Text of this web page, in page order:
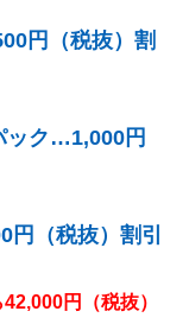
円（税抜）割
ック…1,000円
（税抜）割引
円（税抜）